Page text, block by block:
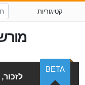
קטיגוריות
BETA